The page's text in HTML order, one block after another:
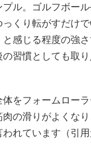
ル。ゴルフボー
くり転がすだけ
感じる程度の強
の習慣としても取
体をフォームロー
の滑りがよくな
れています（引用